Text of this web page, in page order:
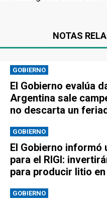
NOTAS
GOBIERNO
El Gobierno evalúa
Argentina sale
no descarta un
GOBIERNO
El Gobierno informó
para el RIGI:
para producir litio
GOBIERNO